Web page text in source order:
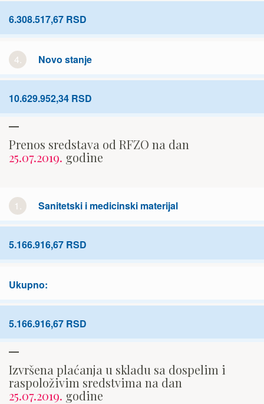
6.308.517,67 RSD
4. Novo stanje
10.629.952,34 RSD
Prenos sredstava od RFZO na dan
25.07.2019. godine
1. Sanitetski i medicinski materijal
5.166.916,67 RSD
Ukupno:
5.166.916,67 RSD
Izvršena plaćanja u skladu sa dospelim i
raspoloživim sredstvima na dan
25.07.2019. godine